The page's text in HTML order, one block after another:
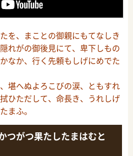
を、まことの御親にもてなしき
れがの御後見にて、卑下しもの
なか、行く先頼もしげにめでた
堪へぬよろこびの涙、ともすれ
ひただして、命長き、うれしげ
まふ。
つがつ果たしたまはむと